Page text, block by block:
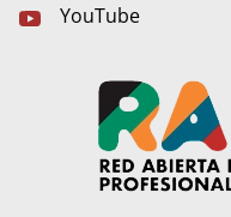
YouTube